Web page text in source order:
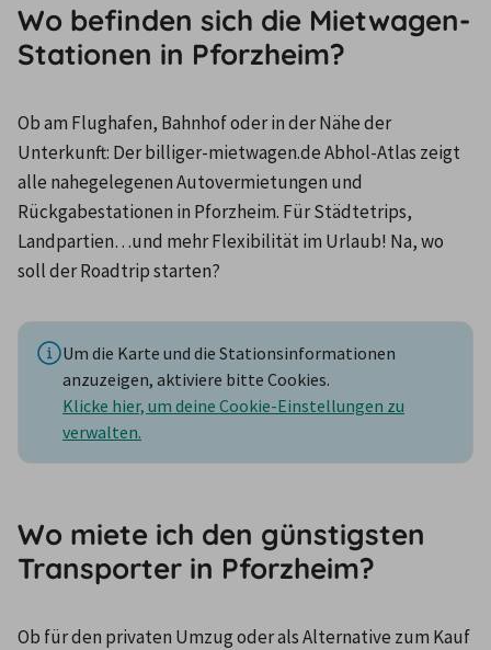
Wo befinden sich die Mietwagen-
Stationen in Pforzheim?
Ob am Flughafen, Bahnhof oder in der Nähe der
Unterkunft: Der billiger-mietwagen.de Abhol-Atlas zeigt
alle nahegelegenen Autovermietungen und
Rückgabestationen in Pforzheim. Für Städtetrips,
Landpartien…und mehr Flexibilität im Urlaub! Na, wo
soll der Roadtrip starten?
Um die Karte und die Stationsinformationen
anzuzeigen, aktiviere bitte Cookies.
Klicke hier, um deine Cookie-Einstellungen zu
verwalten.
Wo miete ich den günstigsten
Transporter in Pforzheim?
Ob für den privaten Umzug oder als Alternative zum Kauf